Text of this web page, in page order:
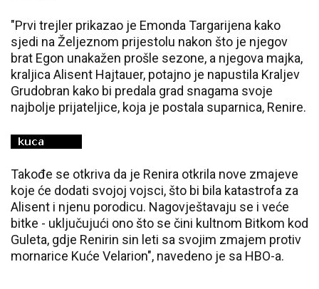
"Prvi trejler prikazao je Emonda Targarijena kako
sjedi na Željeznom prijestolu nakon što je njegov
brat Egon unakažen prošle sezone, a njegova majka,
kraljica Alisent Hajtauer, potajno je napustila Kraljev
Grudobran kako bi predala grad snagama svoje
najbolje prijateljice, koja je postala suparnica, Renire.
Takođe se otkriva da je Renira otkrila nove zmajeve
koje će dodati svojoj vojsci, što bi bila katastrofa za
Alisent i njenu porodicu. Nagovještavaju se i veće
bitke - uključujući ono što se čini kultnom Bitkom kod
Guleta, gdje Renirin sin leti sa svojim zmajem protiv
mornarice Kuće Velarion", navedeno je sa HBO-a.